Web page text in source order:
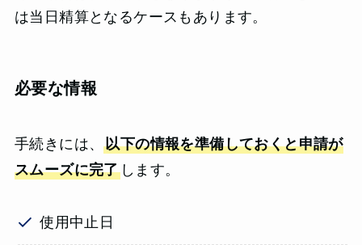
は当日精算となるケースもあります。
必要な情報
手続きには、以下の情報を準備しておくと申請が
スムーズに完了します。
使用中止日